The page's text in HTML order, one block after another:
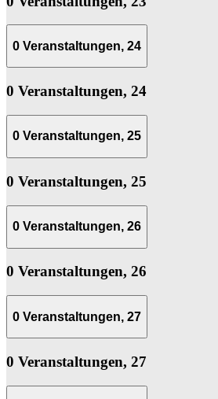
0 Veranstaltungen, 24
0 Veranstaltungen, 24
0 Veranstaltungen, 25
0 Veranstaltungen, 25
0 Veranstaltungen, 26
0 Veranstaltungen, 26
0 Veranstaltungen, 27
0 Veranstaltungen, 27